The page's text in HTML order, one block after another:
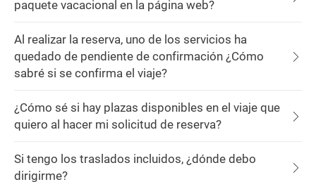
paquete vacacional en la página web?
Al realizar la reserva, uno de los servicios ha
quedado de pendiente de confirmación ¿Cómo
sabré si se confirma el viaje?
¿Cómo sé si hay plazas disponibles en el viaje que
quiero al hacer mi solicitud de reserva?
Si tengo los traslados incluidos, ¿dónde debo
dirigirme?